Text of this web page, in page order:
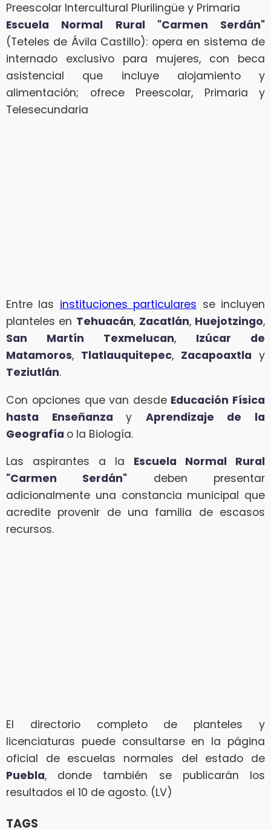
Preescolar Intercultural Plurilingüe y Primaria
Escuela Normal Rural "Carmen Serdán"
(Teteles de Ávila Castillo): opera en sistema de
internado exclusivo para mujeres, con beca
asistencial que incluye alojamiento y
alimentación; ofrece Preescolar, Primaria y
Telesecundaria
Entre las instituciones particulares se incluyen
planteles en Tehuacán, Zacatlán, Huejotzingo,
San Martín Texmelucan, Izúcar de
Matamoros, Tlatlauquitepec, Zacapoaxtla y
Teziutlán.
Con opciones que van desde Educación Física
hasta Enseñanzay Aprendizaje de la
Geografía o la Biología.
Las aspirantes a la Escuela Normal Rural
"Carmen Serdán" deben presentar
adicionalmente una constancia municipal que
acredite provenir de una familia de escasos
recursos.
El directorio completo de planteles y
licenciaturas puede consultarse en la página
oficial de escuelas normales del estado de
Puebla, donde también se publicarán los
resultados el 10 de agosto. (LV)
TAGS